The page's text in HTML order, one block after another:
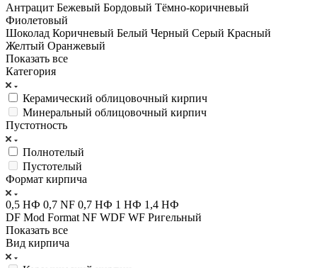
Антрацит Бежевый Бордовый Тёмно-коричневый
Фиолетовый
Шоколад Коричневый Белый Черный Серый Красный
Желтый Оранжевый
Показать все
Категория
Керамический облицовочный кирпич
Минеральный облицовочный кирпич
Пустотность
Полнотелый
Пустотелый
Формат кирпича
0,5 НФ 0,7 NF 0,7 НФ 1 НФ 1,4 НФ
DF Mod Format NF WDF WF Ригельный
Показать все
Вид кирпича